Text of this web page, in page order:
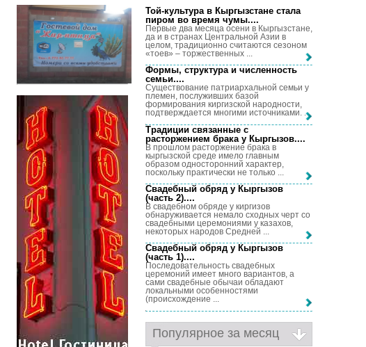
Той-культура в Кыргызстане стала
пиром во время чумы....
Первые два месяца осени в Кыргызстане,
да и в странах Центральной Азии в
целом, традиционно считаются сезоном
«тоев» – торжественных ...
Формы, структура и численность
семьи....
Существование патриархальной семьи у
племен, послуживших базой
формирования киргизской народности,
подтверждается многими источниками. ...
Традиции связанные с
расторжением брака у Кыргызов....
В прошлом расторжение брака в
кыргызской среде имело главным
образом односторонний характер,
поскольку практически не только ...
Свадебный обряд у Кыргызов
(часть 2)....
В свадебном обряде у киргизов
обнаруживается немало сходных черт со
свадебными церемониями у казахов,
некоторых народов Средней ...
Свадебный обряд у Кыргызов
(часть 1)....
Последовательность свадебных
церемоний имеет много вариантов, а
сами свадебные обычаи обладают
локальными особенностями
(происхождение ...
Популярное за месяц